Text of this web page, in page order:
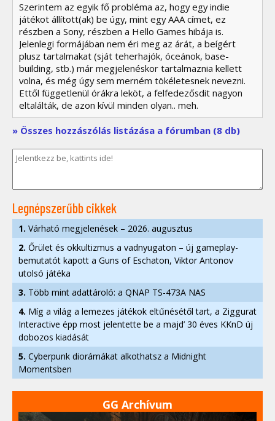
Szerintem az egyik fő probléma az, hogy egy indie
játékot állított(ak) be úgy, mint egy AAA címet, ez
részben a Sony, részben a Hello Games hibája is.
Jelenlegi formájában nem éri meg az árát, a beígért
plusz tartalmakat (sját teherhajók, óceánok, base-
building, stb.) már megjelenéskor tartalmaznia kellett
volna, és még úgy sem merném tökéletesnek nevezni.
Ettől függetlenül órákra leköt, a felfedezősdit nagyon
eltalálták, de azon kívül minden olyan.. meh.
» Összes hozzászólás listázása a fórumban (8 db)
Legnépszerűbb cikkek
1. Várható megjelenések – 2026. augusztus
2. Őrület és okkultizmus a vadnyugaton – új gameplay-
bemutatót kapott a Guns of Eschaton, Viktor Antonov
utolsó játéka
3. Több mint adattároló: a QNAP TS-473A NAS
4. Míg a világ a lemezes játékok eltűnésétől tart, a Ziggurat
Interactive épp most jelentette be a majd’ 30 éves KKnD új
dobozos kiadását
5. Cyberpunk diorámákat alkothatsz a Midnight
Momentsben
GG Archívum